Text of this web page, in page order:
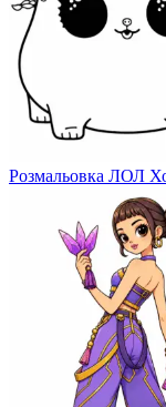
Розмальовка ЛОЛ